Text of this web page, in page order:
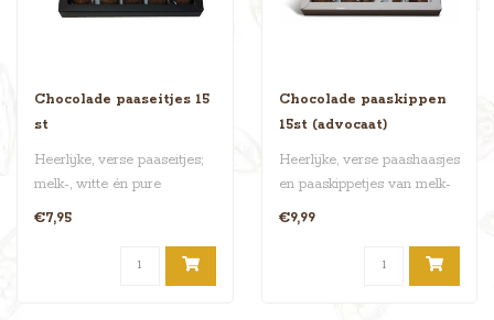
Chocolade paaseitjes 15
st
Heerlijke, verse paaseitjes;
melk-, witte én pure
€7,95
Chocolade paaskippen
15st (advocaat)
Heerlijke, verse paashaasjes
en paaskippetjes van melk-
€9,99